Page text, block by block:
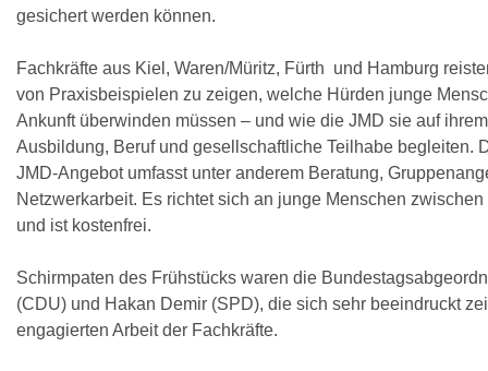
gesichert werden können.
Fachkräfte aus Kiel, Waren/Müritz, Fürth und Hamburg
von Praxisbeispielen zu zeigen, welche Hürden junge
Ankunft überwinden müssen – und wie die JMD sie auf
Ausbildung, Beruf und gesellschaftliche Teilhabe begleiten.
JMD-Angebot umfasst unter anderem Beratung,
Netzwerkarbeit. Es richtet sich an junge Menschen
und ist kostenfrei.
Schirmpaten des Frühstücks waren die
(CDU) und Hakan Demir (SPD), die sich sehr beeindruckt
engagierten Arbeit der Fachkräfte.